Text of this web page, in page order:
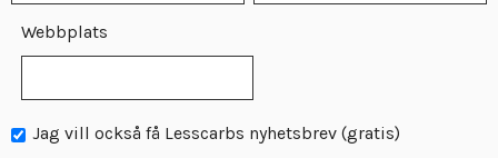
Webbplats
Jag vill också få Lesscarbs nyhetsbrev (gratis)